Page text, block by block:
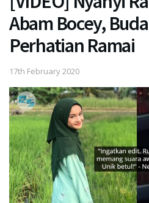
Abam Bocey,
Perhatian Ramai
17th February 2020